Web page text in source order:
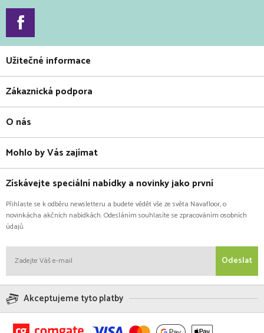
Užitečné informace
Zákaznická podpora
O nás
Mohlo by Vás zajímat
Získávejte speciální nabídky a novinky jako první
Přihlaste se k odběru newsletteru a budete vědět vše ze světa Navafloor, o
novinkácha akčních nabídkách. Odesláním souhlasíte se zpracováním osobních
údajů.
Odeslat
Akceptujeme tyto platby